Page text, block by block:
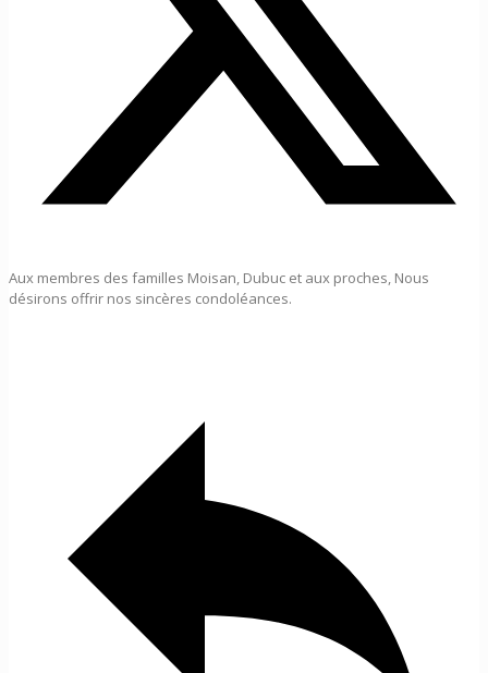
Aux membres des familles Moisan, Dubuc et aux proches, Nous
désirons offrir nos sincères condoléances.